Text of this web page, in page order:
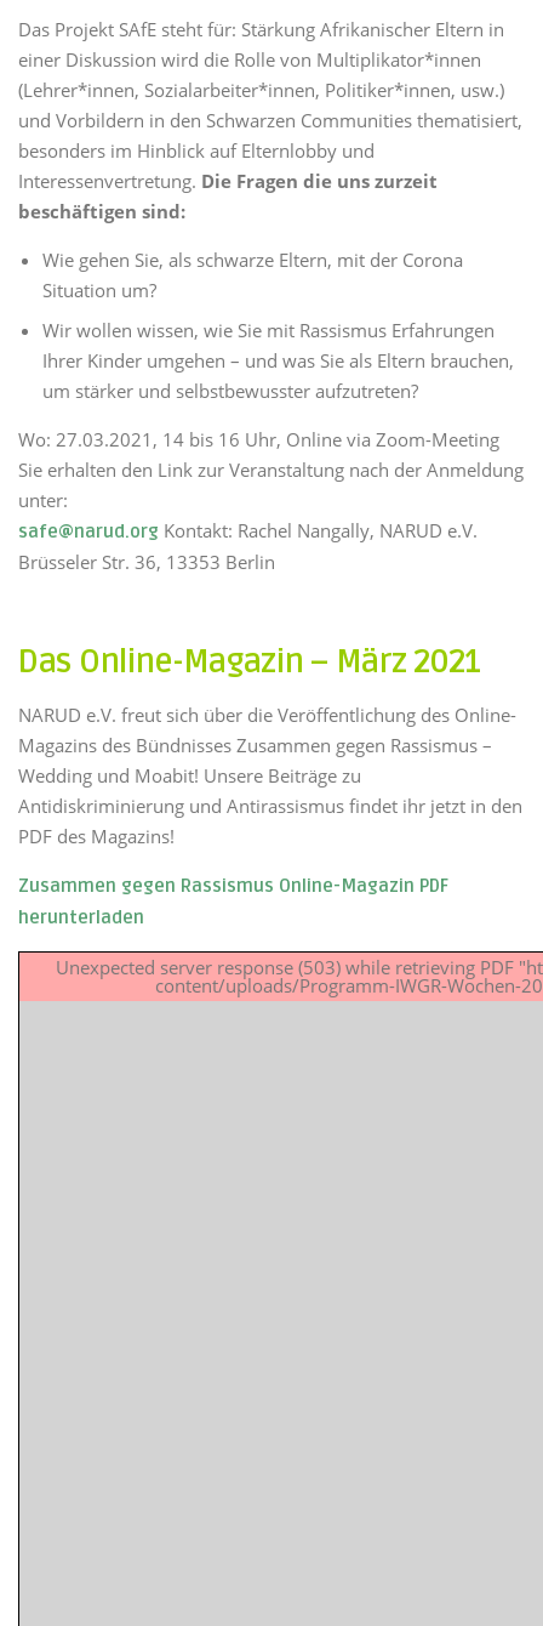
Das Projekt SAfE steht für: Stärkung Afrikanischer Eltern in
einer Diskussion wird die Rolle von Multiplikator*innen
(Lehrer*innen, Sozialarbeiter*innen, Politiker*innen, usw.)
und Vorbildern in den Schwarzen Communities thematisiert,
besonders im Hinblick auf Elternlobby und
Interessenvertretung. Die Fragen die uns zurzeit
beschäftigen sind:
Wie gehen Sie, als schwarze Eltern, mit der Corona
Situation um?
Wir wollen wissen, wie Sie mit Rassismus Erfahrungen
Ihrer Kinder umgehen – und was Sie als Eltern brauchen,
um stärker und selbstbewusster aufzutreten?
Wo: 27.03.2021, 14 bis 16 Uhr, Online via Zoom-Meeting
Sie erhalten den Link zur Veranstaltung nach der Anmeldung
unter:
safe@narud.org Kontakt: Rachel Nangally, NARUD e.V.
Brüsseler Str. 36, 13353 Berlin
Das Online-Magazin – März 2021
NARUD e.V. freut sich über die Veröffentlichung des Online-
Magazins des Bündnisses Zusammen gegen Rassismus –
Wedding und Moabit! Unsere Beiträge zu
Antidiskriminierung und Antirassismus findet ihr jetzt in den
PDF des Magazins!
Zusammen gegen Rassismus Online-Magazin PDF
herunterladen
Unexpected server response (503) while retrieving PDF
content/uploads/Programm-IWGR-Wochen-